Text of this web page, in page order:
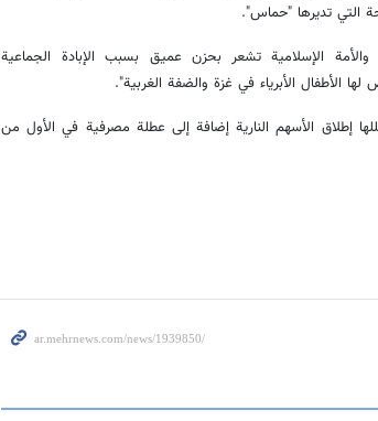
التي تديرها "حماس".
والأمة الإسلامية تشعر بحزن عميق بسبب الإبادة الجماعية
الأطفال الأبرياء في غزة والضفة الغربية".
إطلاق الأسهم النارية إضافة إلى عطلة مصرفية في الأول من